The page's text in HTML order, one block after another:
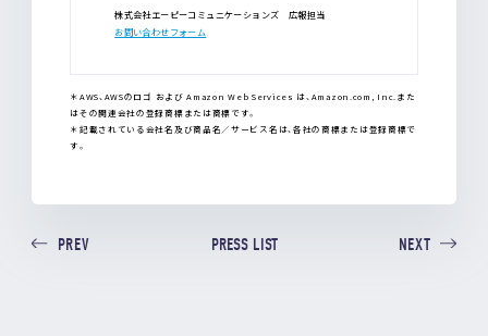
株式会社エーピーコミュニケーションズ 広報担当
お問い合わせフォーム
＊AWS、AWSのロゴ および Amazon Web Services は、Amazon.com, Inc.また
はその関連会社の登録商標または商標です。
＊記載されている会社名及び商品名／サービス名は、各社の商標または登録商標で
す。
PREV PRESS LIST NEXT